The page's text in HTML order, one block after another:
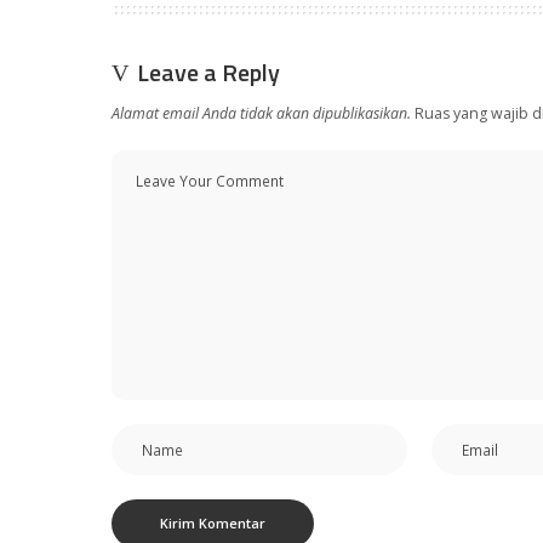
Leave a Reply
Alamat email Anda tidak akan dipublikasikan. Ruas yang wajib